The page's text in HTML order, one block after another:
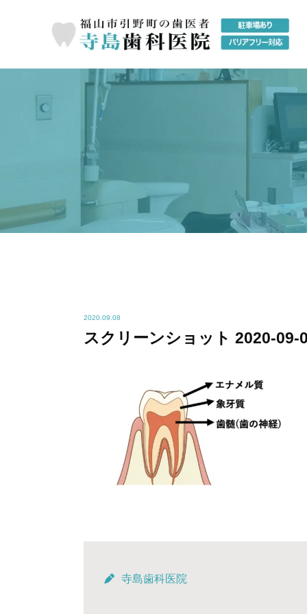
2020.09.08
スクリーンショット 2020-09-
寺島歯科医院